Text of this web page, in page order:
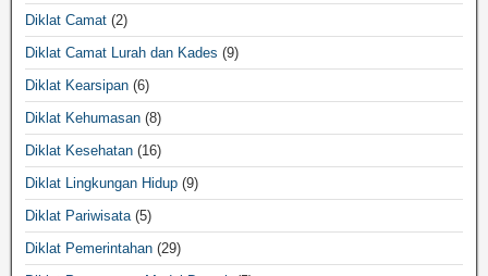
Diklat Camat (2)
Diklat Camat Lurah dan Kades (9)
Diklat Kearsipan (6)
Diklat Kehumasan (8)
Diklat Kesehatan (16)
Diklat Lingkungan Hidup (9)
Diklat Pariwisata(5)
Diklat Pemerintahan (29)